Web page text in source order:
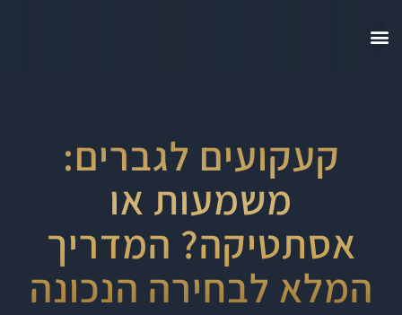
קעקועים לגברים:
משמעות או
אסתטיקה? המדריך
המלא לבחירה הנכונה